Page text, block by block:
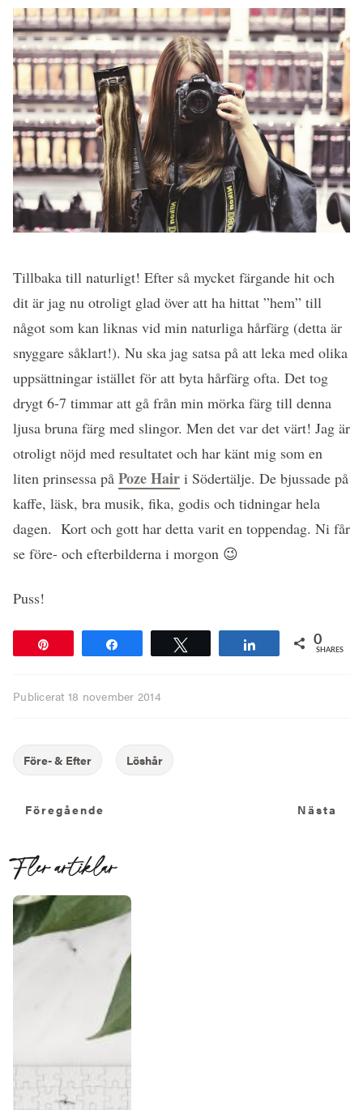
Tillbaka till naturligt! Efter så mycket färgande hit och
dit är jag nu otroligt glad över att ha hittat ”hem” till
något som kan liknas vid min naturliga hårfärg (detta är
snyggare såklart!). Nu ska jag satsa på att leka med olika
uppsättningar istället för att byta hårfärg ofta. Det tog
drygt 6-7 timmar att gå från min mörka färg till denna
ljusa bruna färg med slingor. Men det var det värt! Jag är
otroligt nöjd med resultatet och har känt mig som en
liten prinsessa på Poze Hair i Södertälje. De bjussade på
kaffe, läsk, bra musik, fika, godis och tidningar hela
dagen. Kort och gott har detta varit en toppendag. Ni får
se före- och efterbilderna i morgon 😉
Puss!
Share 0
SHARES
Publicerat 18 november 2014
Föregående
Föregående Nästa
Fler artiklar